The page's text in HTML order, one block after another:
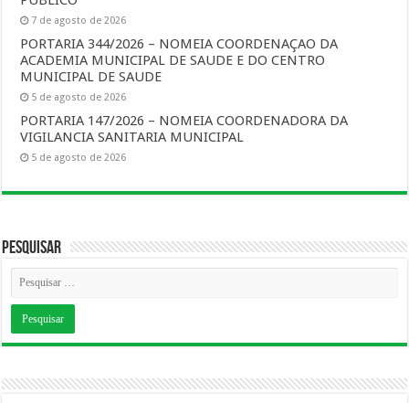
7 de agosto de 2026
PORTARIA 344/2026 – NOMEIA COORDENAÇAO DA
ACADEMIA MUNICIPAL DE SAUDE E DO CENTRO
MUNICIPAL DE SAUDE
5 de agosto de 2026
PORTARIA 147/2026 – NOMEIA COORDENADORA DA
VIGILANCIA SANITARIA MUNICIPAL
5 de agosto de 2026
Pesquisar